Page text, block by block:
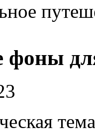
фоны